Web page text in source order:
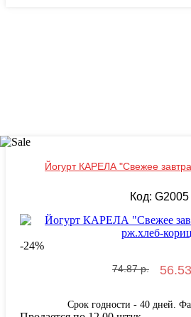
Йогурт КАРЕЛА "Свежее
Код: G2005
-24%
74.87 р.
Срок годности - 40 дней.